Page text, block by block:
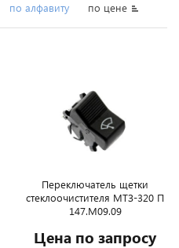
по алфавиту по цене
Переключатель щетки
стеклоочистителя МТЗ-320 П
147.М09.09
Цена по запросу